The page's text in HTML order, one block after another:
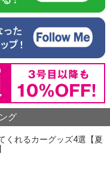
グ
くれるカーグッズ4選【夏